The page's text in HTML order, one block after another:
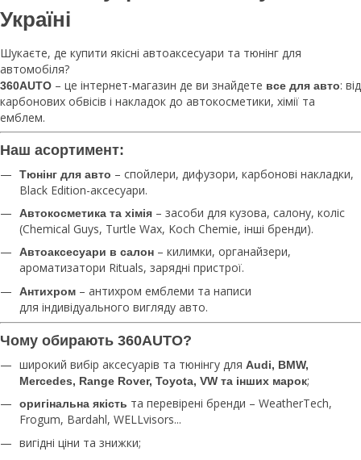
Україні
Шукаєте, де купити якісні автоаксесуари та тюнінг для
автомобіля?
360AUTO – це інтернет-магазин де ви знайдете все для авто: від
карбонових обвісів і накладок до автокосметики, хімії та
емблем.
Наш асортимент:
Тюнінг для авто – спойлери, дифузори, карбонові накладки,
Black Edition-аксесуари.
Автокосметика та хімія – засоби для кузова, салону, коліс
(Chemical Guys, Turtle Wax, Koch Chemie, інші бренди).
Автоаксесуари в салон – килимки, органайзери,
ароматизатори Rituals, зарядні пристрої.
Антихром – антихром емблеми та написи
для індивідуального вигляду авто.
Чому обирають 360AUTO?
широкий вибір аксесуарів та тюнінгу для Audi, BMW,
Mercedes, Range Rover, Toyota, VW та інших марок;
оригінальна якість та перевірені бренди – WeatherTech,
Frogum, Bardahl, WELLvisors...
вигідні ціни та знижки;